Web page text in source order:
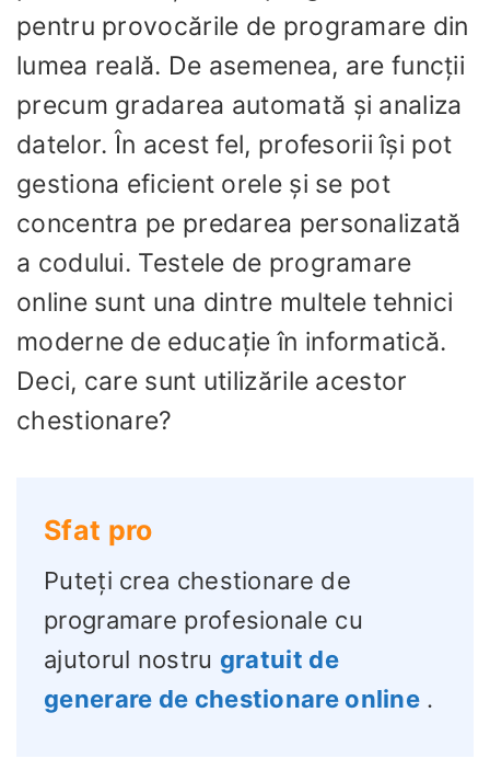
pentru provocările de programare din
lumea reală. De asemenea, are funcții
precum gradarea automată și analiza
datelor. În acest fel, profesorii își pot
gestiona eficient orele și se pot
concentra pe predarea personalizată
a codului. Testele de programare
online sunt una dintre multele tehnici
moderne de educație în informatică.
Deci, care sunt utilizările acestor
chestionare?
Sfat pro
Puteți crea chestionare de
programare profesionale cu
ajutorul nostru gratuit de
generare de chestionare online .